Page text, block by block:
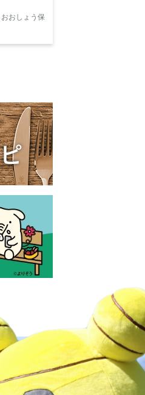
おしょう保